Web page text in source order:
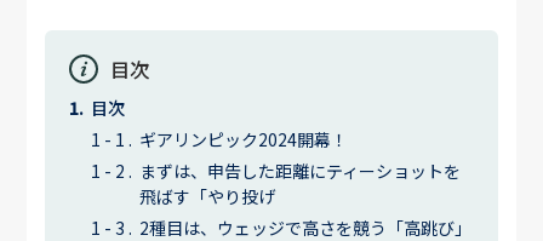
目次
目次
ギアリンピック2024開幕！
まずは、申告した距離にティーショットを
飛ばす「やり投げ
2種目は、ウェッジで高さを競う「高跳び」